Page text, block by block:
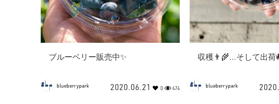
ブルーベリー販売中✨
blueberrypark 2020.06.21 0 474
収穫👨‍🌾…そして出荷
blueberrypark